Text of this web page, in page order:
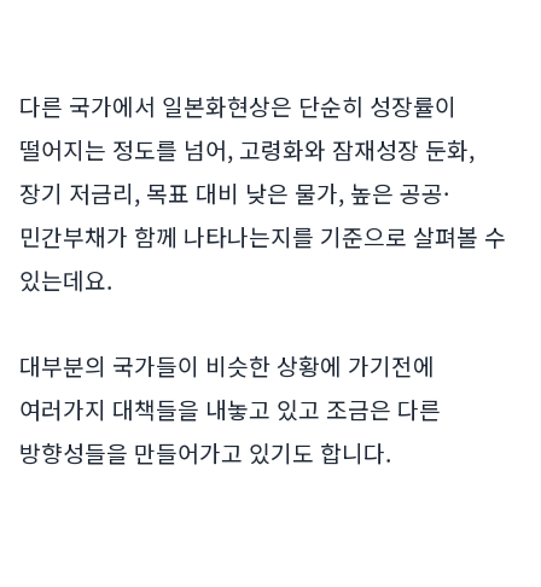
다른 국가에서 일본화현상은 단순히 성장률이
떨어지는 정도를 넘어, 고령화와 잠재성장 둔화,
장기 저금리, 목표 대비 낮은 물가, 높은 공공·
민간부채가 함께 나타나는지를 기준으로 살펴볼 수
있는데요.
대부분의 국가들이 비슷한 상황에 가기전에
여러가지 대책들을 내놓고 있고 조금은 다른
방향성들을 만들어가고 있기도 합니다.